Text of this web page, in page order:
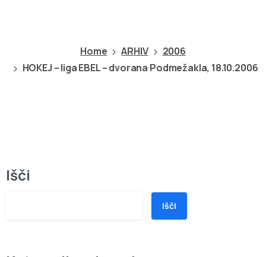
Home ARHIV
2006
HOKEJ – liga EBEL – dvorana Podmežakla, 18.10.2006
Išči
Išči